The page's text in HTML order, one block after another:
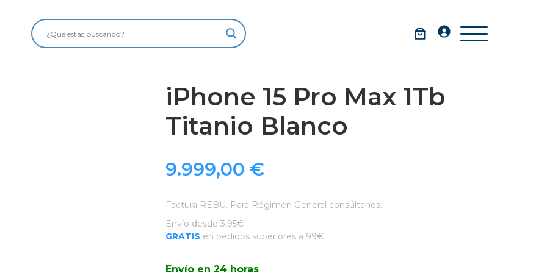
iPhone 15 Pro Max 1Tb
Titanio Blanco
9.999,00 €
Factura REBU. Para Régimen General consúltanos.
Envío desde 3,95€
GRATIS en pedidos superiores a 99€
Envío en 24 horas